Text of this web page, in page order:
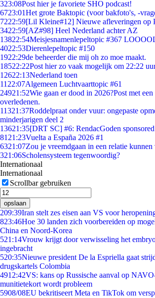
323:08Post hier je favoriete SHO podcast!
6723:01Het grote Baktopic (voor bakfoto's, -
7222:59[Lil Kleine#12] Nieuwe afleveringen op
3422:59[AZ#98] Heel Nederland achter AZ
13822:54Meisjesnamenlepeltopic #367
4022:53Dierenlepeltopic #150
1922:29de beheerder die mij oh zo moe maakt.
18522:22Post hier zo vaak mogelijk om 22:22
12622:13Nederland toen
11 22:07Algemeen Luchtvaarttopic #61
24921:52Wie gaan er dood in 2026?Post met
overledenen.
11321:37Roddelpraat onder vuur: ongepaste
minderjarigen deel 2
13621:35[DRT SC] #6: RendacGoden
81 21:23Vuelta a España 2026 #1
6321:07Zou je vreemdgaan in een relatie kunnen
321:06Scholensysteem tegenwoordig?
Internationaal
Internationaal
Scrollbar gebruiken
opslaan
209:39Iran stelt zes eisen aan VS voor
823:46Hoe 30 landen zich voorbereiden op
China en Noord-Korea
521:14Vrouw krijgt door verwisseling het
ingebracht
520:35Nieuwe president De la Espriella gaat
drugskartels Colombia
4912:42VS: kans op Russische aanval op
munitietekort wordt probleem
5908/08EU bekritiseert Meta en TikTok om